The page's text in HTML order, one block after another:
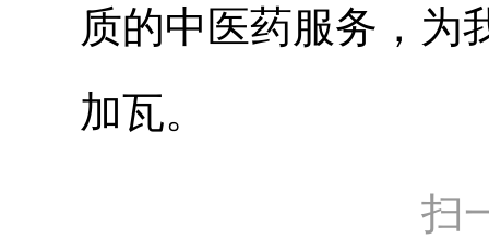
质的中医药服务，为
加瓦。
扫